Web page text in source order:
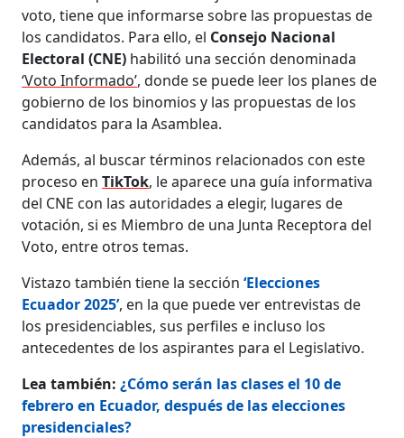
voto, tiene que informarse sobre las propuestas de
los candidatos. Para ello, el Consejo Nacional
Electoral (CNE) habilitó una sección denominada
‘Voto Informado’, donde se puede leer los planes de
gobierno de los binomios y las propuestas de los
candidatos para la Asamblea.
Además, al buscar términos relacionados con este
proceso enTikTok, le aparece una guía informativa
del CNE con las autoridades a elegir, lugares de
votación, si es Miembro de una Junta Receptora del
Voto, entre otros temas.
Vistazo también tiene la sección‘Elecciones
Ecuador 2025’, en la que puede ver entrevistas de
los presidenciables, sus perfiles e incluso los
antecedentes de los aspirantes para el Legislativo.
Lea también:¿Cómo serán las clases el 10 de
febrero en Ecuador, después de las elecciones
presidenciales?